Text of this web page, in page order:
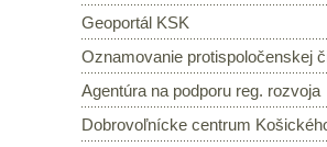
Geoportál KSK
Oznamovanie protispoločenskej
Agentúra na podporu reg. rozvoja
Dobrovoľnícke centrum